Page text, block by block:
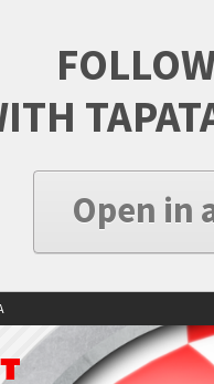
Open in